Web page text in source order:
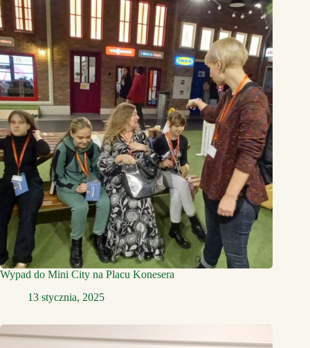
Wypad do Mini City na Placu Konesera
13 stycznia, 2025